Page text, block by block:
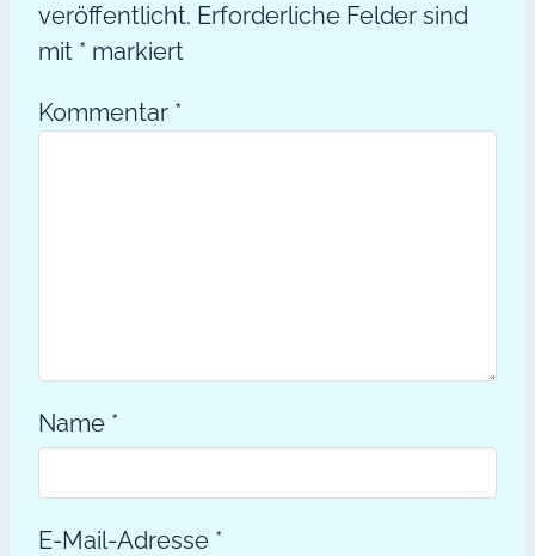
veröffentlicht. Erforderliche Felder sind
mit * markiert
Kommentar *
Name *
E-Mail-Adresse *